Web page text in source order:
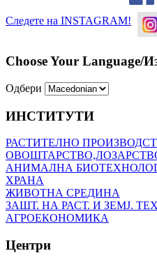
Следете на INSTAGRAM!
Choose Your Language/
Одбери
ИНСТИТУТИ
РАСТИТЕЛНО
АНИМАЛНА
ХРАНА
ЖИВОТНА СРЕДИНА
ЗАШТ. НА РАСТ. И ЗЕМЈ.
АГРОЕКОНОМИКА
Центри